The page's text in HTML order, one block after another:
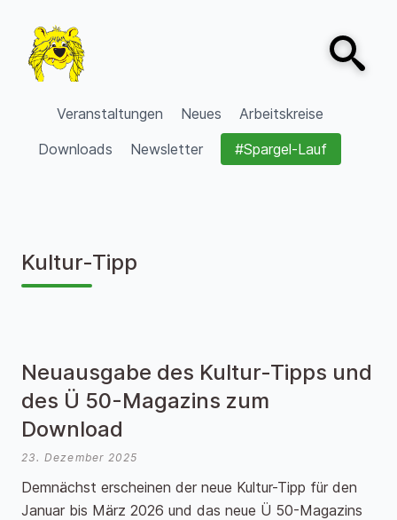
VVV Burgdorf
Veranstaltungen Neues
Arbeitskreise
Downloads
Newsletter #Spargel-Lauf
Open
Kultur-Tipp
Neuausgabe des Kultur-Tipps und
des Ü 50-Magazins zum
Download
23. Dezember 2025
Demnächst erscheinen der neue Kultur-Tipp für den
Januar bis März 2026 und das neue Ü 50-Magazins